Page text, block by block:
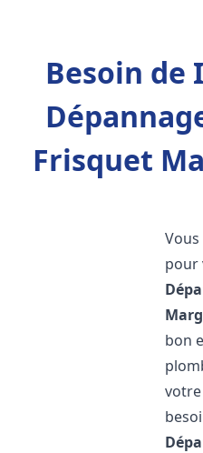
Besoin
Frisquet
bon